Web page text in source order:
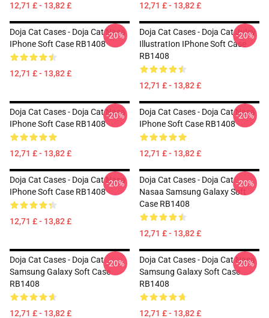
12,71 £ - 13,82 £ 12,71 £ - 13,82 £
Doja Cat Cases - Doja Cat Nasa
IPhone Soft Case RB1408
12,71 £ - 13,82 £
-20%
Doja Cat Cases - Doja Cat JuIcy
IllustratIon IPhone Soft Case
RB1408
12,71 £ - 13,82 £
-20%
Doja Cat Cases - Doja Cat Nasa
IPhone Soft Case RB1408
12,71 £ - 13,82 £
-20%
Doja Cat Cases - Doja Cat Nasa
IPhone Soft Case RB1408
12,71 £ - 13,82 £
-20%
Doja Cat Cases - Doja Cat Nasa
IPhone Soft Case RB1408
12,71 £ - 13,82 £
-20%
Doja Cat Cases - Doja Cat
Nasaa Samsung Galaxy Soft
Case RB1408
12,71 £ - 13,82 £
-20%
Doja Cat Cases - Doja Cat
Samsung Galaxy Soft Case
RB1408
12,71 £ - 13,82 £
-20%
Doja Cat Cases - Doja Cat Nasa
Samsung Galaxy Soft Case
RB1408
12,71 £ - 13,82 £
-20%